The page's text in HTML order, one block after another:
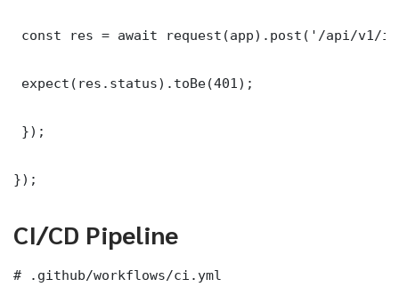
const res = await request(app).post('/api/v1/
expect(res.status).toBe(401);
});
});
CI/CD Pipeline
# .github/workflows/ci.yml